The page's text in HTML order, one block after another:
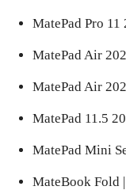
MatePad Pro 11
MatePad Air
MatePad Air
MatePad 11.5
MatePad Mini
MateBook Fold